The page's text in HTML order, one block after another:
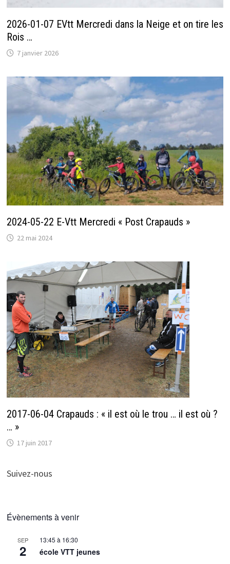
2026-01-07 EVtt Mercredi dans la Neige et on tire les
Rois …
7 janvier 2026
2024-05-22 E-Vtt Mercredi « Post Crapauds »
22 mai 2024
2017-06-04 Crapauds : « il est où le trou … il est où ?
… »
17 juin 2017
Suivez-nous
Évènements à venir
SEP
2
13:45 à 16:30
école VTT jeunes